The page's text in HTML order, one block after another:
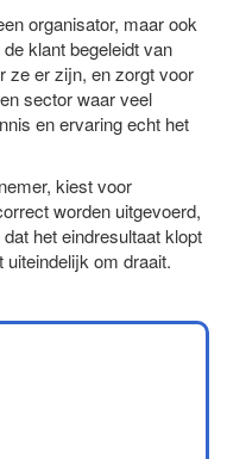
organisator, maar ook
klant begeleidt van
ze er zijn, en zorgt voor
sector waar veel
en ervaring echt het
kiest voor
worden uitgevoerd,
het eindresultaat klopt
om draait.